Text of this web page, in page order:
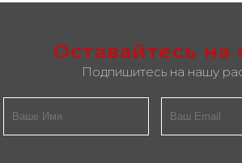
Оставайтесь на
Подпишитесь на нашу